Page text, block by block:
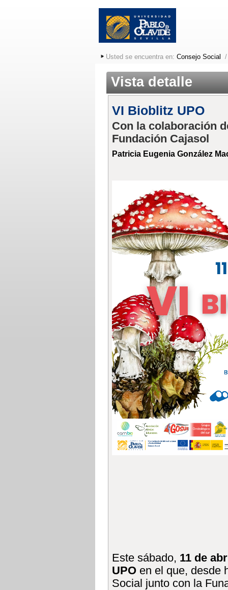
Usted se encuentra en: Consejo Social
Vista detalle
VI Bioblitz UPO
Con la colaboración
Fundación Cajasol
Patricia Eugenia González
Este sábado, 11 de
UPOen el que, desde
Social junto con la